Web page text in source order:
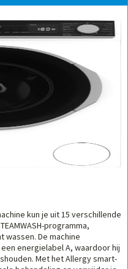
kun je uit 15 verschillende
programma,
wassen. De machine
energielabel A, waardoor hij
Met het Allergy smart-